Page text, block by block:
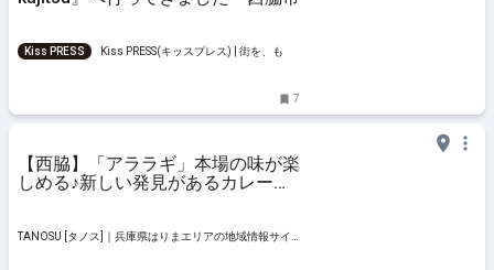
Kiss PRESS
Kiss PRESS(キッスプレス) | 街を、もっ
7
【西脇】「アララギ」本場の味が楽
しめる♪新しい発見があるカレーと
TANOSU [タノス]｜兵庫県はりまエリアの地域情報サイ